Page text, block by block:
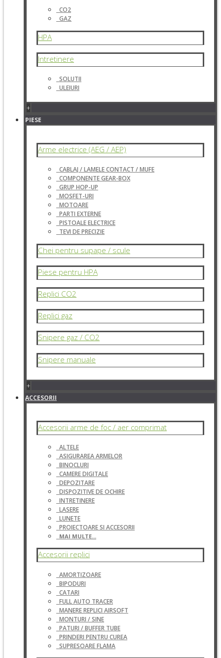
CO2
GAZ
HPA
Intretinere
SOLUTII
ULEIURI
+
PIESE
Arme electrice (AEG / AEP)
CABLAJ / LAMELE CONTACT / MUFE
COMPONENTE GEAR-BOX
GRUP HOP-UP
MOSFET-URI
MOTOARE
PARTI EXTERNE
PISTOALE ELECTRICE
TEVI DE PRECIZIE
Chei pentru supape / scule
Piese pentru HPA
Replici CO2
Replici gaz
Snipere gaz / CO2
Snipere manuale
+
ACCESORII
Accesorii arme de foc / aer comprimat
ALTELE
ASIGURAREA ARMELOR
BINOCLURI
CAMERE DIGITALE
DEPOZITARE
DISPOZITIVE DE OCHIRE
INTRETINERE
LASERE
LUNETE
PROIECTOARE SI ACCESORII
MAI MULTE...
Accesorii replici
AMORTIZOARE
BIPODURI
CATARI
FULL AUTO TRACER
MANERE REPLICI AIRSOFT
MONTURI / SINE
PATURI / BUFFER TUBE
PRINDERI PENTRU CUREA
SUPRESOARE FLAMA